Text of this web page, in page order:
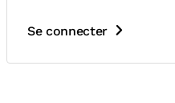
Se connecter